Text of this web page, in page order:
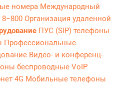
номера Международный
Организация удаленной
ПУС (SIP) телефоны
Профессиональные
Видео- и конференц-
беспроводные VoIP
4G Мобильные телефоны